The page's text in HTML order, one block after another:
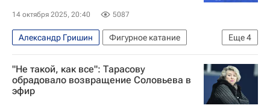
14 октября 2025, 20:40 5087
Еще4
Александр Гришин
Фигурное катание
Спорт
Авторы РИА Новости Спорт
Материалы РИА Спорт
Татьяна Тарасова
"Не такой, как все": Тарасову
обрадовало возвращение Соловьева в
эфир